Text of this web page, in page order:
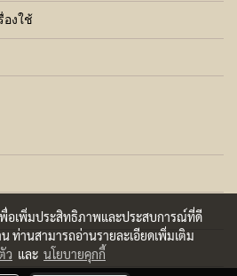
องใช้
พื่อเพิ่มประสิทธิภาพและประสบการณ์ที่ดี
ท่านสามารถอ่านรายละเอียดเพิ่มเติม
ว และ นโยบายคุกกี้